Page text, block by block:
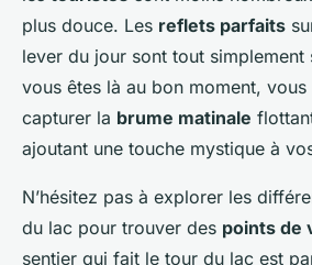
plus douce. Les reflets parfaits
lever du jour sont tout simplement
vous êtes là au bon moment,
capturer la brume matinale
ajoutant une touche mystique à
N’hésitez pas à explorer les
du lac pour trouver des points de
sentier qui fait le tour du lac est